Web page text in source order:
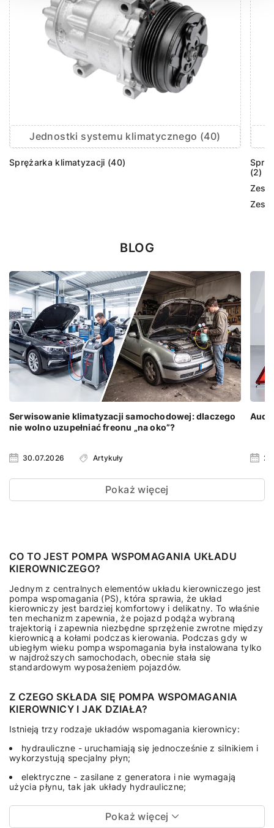
Jednostki systemu klimatycznego (40)
Sprężarka klimatyzacji (40)
(2)
BLOG
Serwisowanie klimatyzacji samochodowej: dlaczego
nie wolno uzupełniać freonu „na oko”?
30.07.2026 Artykuły
Audi
Pokaż więcej
CO TO JEST POMPA WSPOMAGANIA UKŁADU
KIEROWNICZEGO?
Jednym z centralnych elementów układu kierowniczego jest
pompa wspomagania (PS), która sprawia, że układ
kierowniczy jest bardziej komfortowy i delikatny. To właśnie
ten mechanizm zapewnia, że pojazd podąża wybraną
trajektorią i zapewnia niezbędne sprzężenie zwrotne między
kierownicą a kołami podczas kierowania. Podczas gdy w
ubiegłym wieku pompa wspomagania była instalowana tylko
w najdroższych samochodach, obecnie stała się
standardowym wyposażeniem pojazdów.
Z CZEGO SKŁADA SIĘ POMPA WSPOMAGANIA
KIEROWNICY I JAK DZIAŁA?
Istnieją trzy rodzaje układów wspomagania kierownicy:
hydrauliczne - uruchamiają się jednocześnie z silnikiem i
wykorzystują specjalny płyn;
elektryczne - zasilane z generatora i nie wymagają
użycia płynu, tak jak układy hydrauliczne;
Pokaż więcej